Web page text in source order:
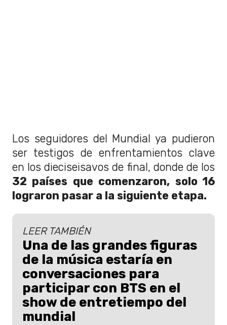
Los seguidores del Mundial ya pudieron
ser testigos de enfrentamientos clave
en los dieciseisavos de final, donde de los
32 países que comenzaron, solo 16
lograron pasar a la siguiente etapa.
LEER TAMBIÉN
Una de las grandes figuras
de la música estaría en
conversaciones para
participar con BTS en el
show de entretiempo del
mundial